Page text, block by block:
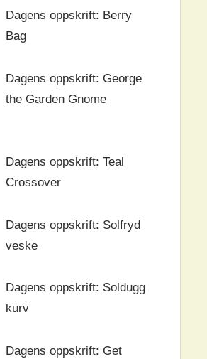
Dagens oppskrift: Berry
Bag
Dagens oppskrift: George
the Garden Gnome
Dagens oppskrift: Teal
Crossover
Dagens oppskrift: Solfryd
veske
Dagens oppskrift: Soldugg
kurv
Dagens oppskrift: Get